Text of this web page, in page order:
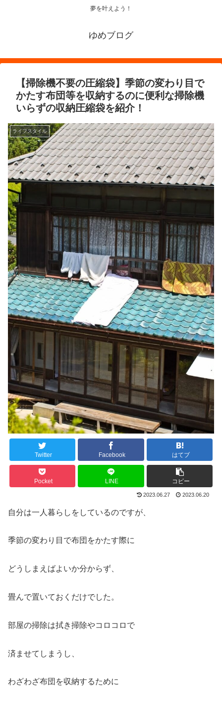
夢を叶えよう！
ゆめブログ
【掃除機不要の圧縮袋】季節の変わり目で
かたす布団等を収納するのに便利な掃除機
いらずの収納圧縮袋を紹介！
ライフスタイル
Twitter Facebook はてブ
Pocket LINE コピー
2023.06.27 2023.06.20
自分は一人暮らしをしているのですが、
季節の変わり目で布団をかたす際に
どうしまえばよいか分からず、
畳んで置いておくだけでした。
部屋の掃除は拭き掃除やコロコロで
済ませてしまうし、
わざわざ布団を収納するために